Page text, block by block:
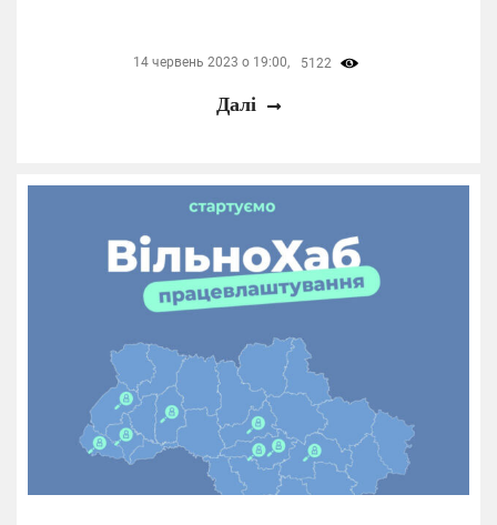
14 червень 2023 о 19:00, 5122
Далі